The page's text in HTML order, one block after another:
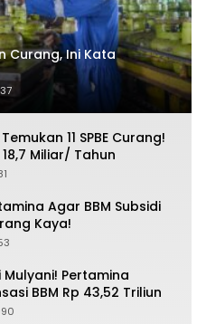
Curang, Ini Kata
11 SPBE Curang!
Miliar/ Tahun
Agar BBM Subsidi
Kaya!
Mulyani! Pertamina
BBM Rp 43,52 Triliun